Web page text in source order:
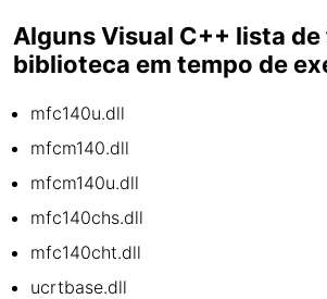
Alguns Visual C++ lista
biblioteca em tempo de
mfc140u.dll
mfcm140.dll
mfcm140u.dll
mfc140chs.dll
mfc140cht.dll
ucrtbase.dll